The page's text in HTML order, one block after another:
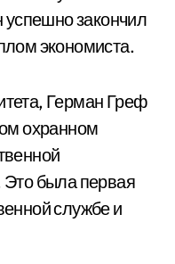
успешно закончил
экономиста.
Герман Греф
охранном
была первая
службе и